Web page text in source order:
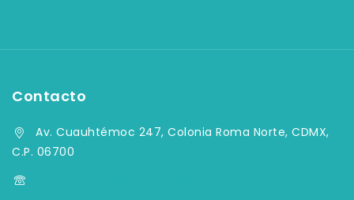
Contacto
Av. Cuauhtémoc 247, Colonia Roma Norte, CDMX,
C.P. 06700